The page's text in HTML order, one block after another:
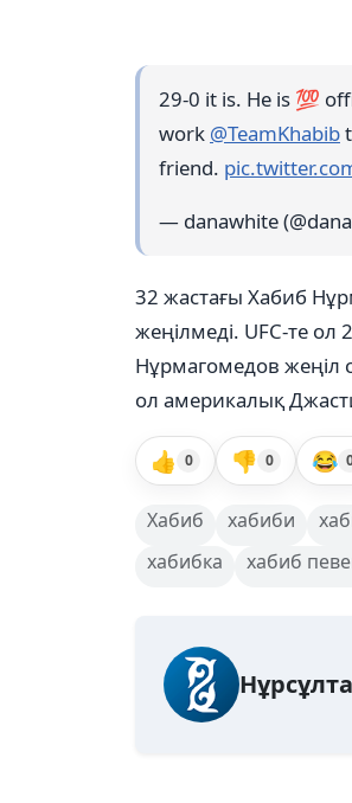
29-0 it is. He is 💯
work @TeamKhabib
friend.
— danawhite
32 жастағы Хабиб
жеңілмеді. UFC-те
Нұрмагомедов жеңіл
ол америкалық
👍 0 👎 0 😂
Хабиб хабиби
хабибка
хабиб